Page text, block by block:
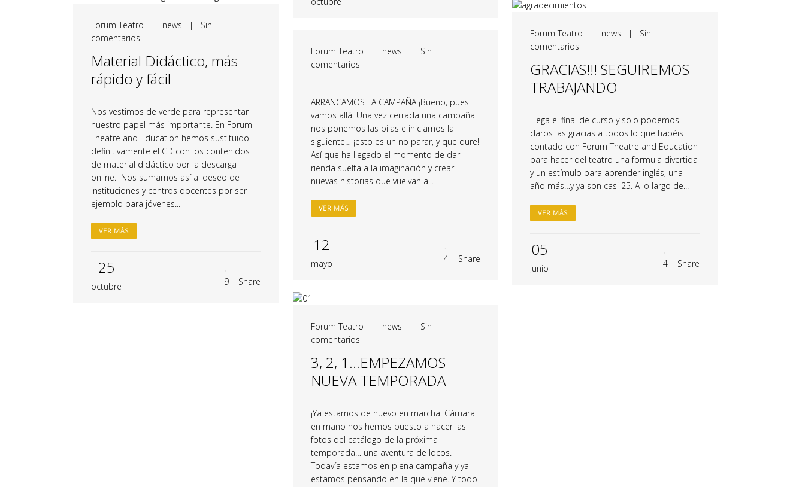
Forum Teatro | news | Sin
comentarios
Material Didáctico, más
rápido y fácil
Nos vestimos de verde para representar
nuestro papel más importante. En Forum
Theatre and Education hemos sustituido
definitivamente el CD con los contenidos
de material didáctico por la descarga
online. Nos sumamos así al deseo de
instituciones y centros docentes por ser
ejemplo para jóvenes...
VER MÁS
25
octubre 9 Share
Forum Teatro | news | Sin
comentarios
GRACIAS!!! SEGUIREMOS
TRABAJANDO
Llega el final de curso y solo podemos
daros las gracias a todos lo que habéis
contado con Forum Theatre and Education
para hacer del teatro una formula divertida
y un estímulo para aprender inglés, una
año más…y ya son casi 25. A lo largo de...
VER MÁS
05
junio 4 Share
Forum Teatro | news | Sin
comentarios
ARRANCAMOS LA CAMPAÑA ¡Bueno, pues
vamos allá! Una vez cerrada una campaña
nos ponemos las pilas e iniciamos la
siguiente… ¡esto es un no parar, y que dure!
Así que ha llegado el momento de dar
rienda suelta a la imaginación y crear
nuevas historias que vuelvan a...
VER MÁS
12
mayo 4 Share
Forum Teatro | news | Sin
comentarios
3, 2, 1…EMPEZAMOS
NUEVA TEMPORADA
¡Ya estamos de nuevo en marcha! Cámara
en mano nos hemos puesto a hacer las
fotos del catálogo de la próxima
temporada… una aventura de locos.
Todavía estamos en plena campaña y ya
estamos pensando en la que viene. Y todo